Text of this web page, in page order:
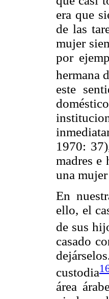
era que
de las
mujer
por
hermana
este
1970:
madres e
una
En
ello, el
de sus
casado
custodia
área